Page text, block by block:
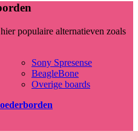
populaire alternatieven zoals
Sony Spresense
BeagleBone
Overige boards